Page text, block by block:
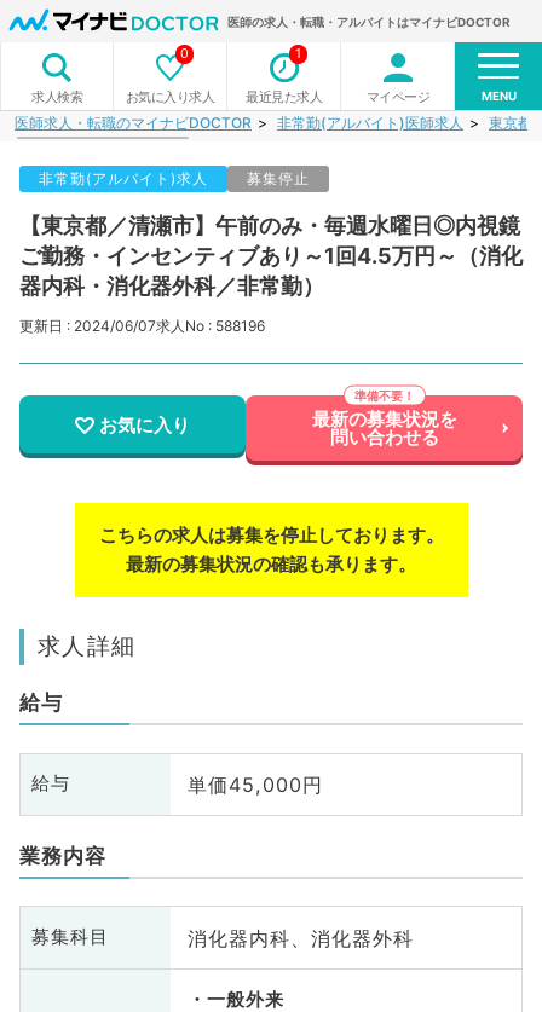
医師の求人・転職・アルバイトはマイナビDOCTOR
求人検索 お気に入り求人
0
最近見た求人
1
マイページ MENU
医師求人・転職のマイナビDOCTOR 非常勤(アルバイト)医師求人 東京都
非常勤(アルバイト)求人 募集停止
【東京都／清瀬市】午前のみ・毎週水曜日◎内視鏡
ご勤務・インセンティブあり～1回4.5万円～（消化
器内科・消化器外科／非常勤）
更新日 : 2024/06/07求人No : 588196
お気に入り 最新の募集状況を
問い合わせる
こちらの求人は募集を停止しております。
最新の募集状況の確認も承ります。
求人詳細
給与
給与 単価45,000円
業務内容
募集科目 消化器内科、消化器外科
一般外来